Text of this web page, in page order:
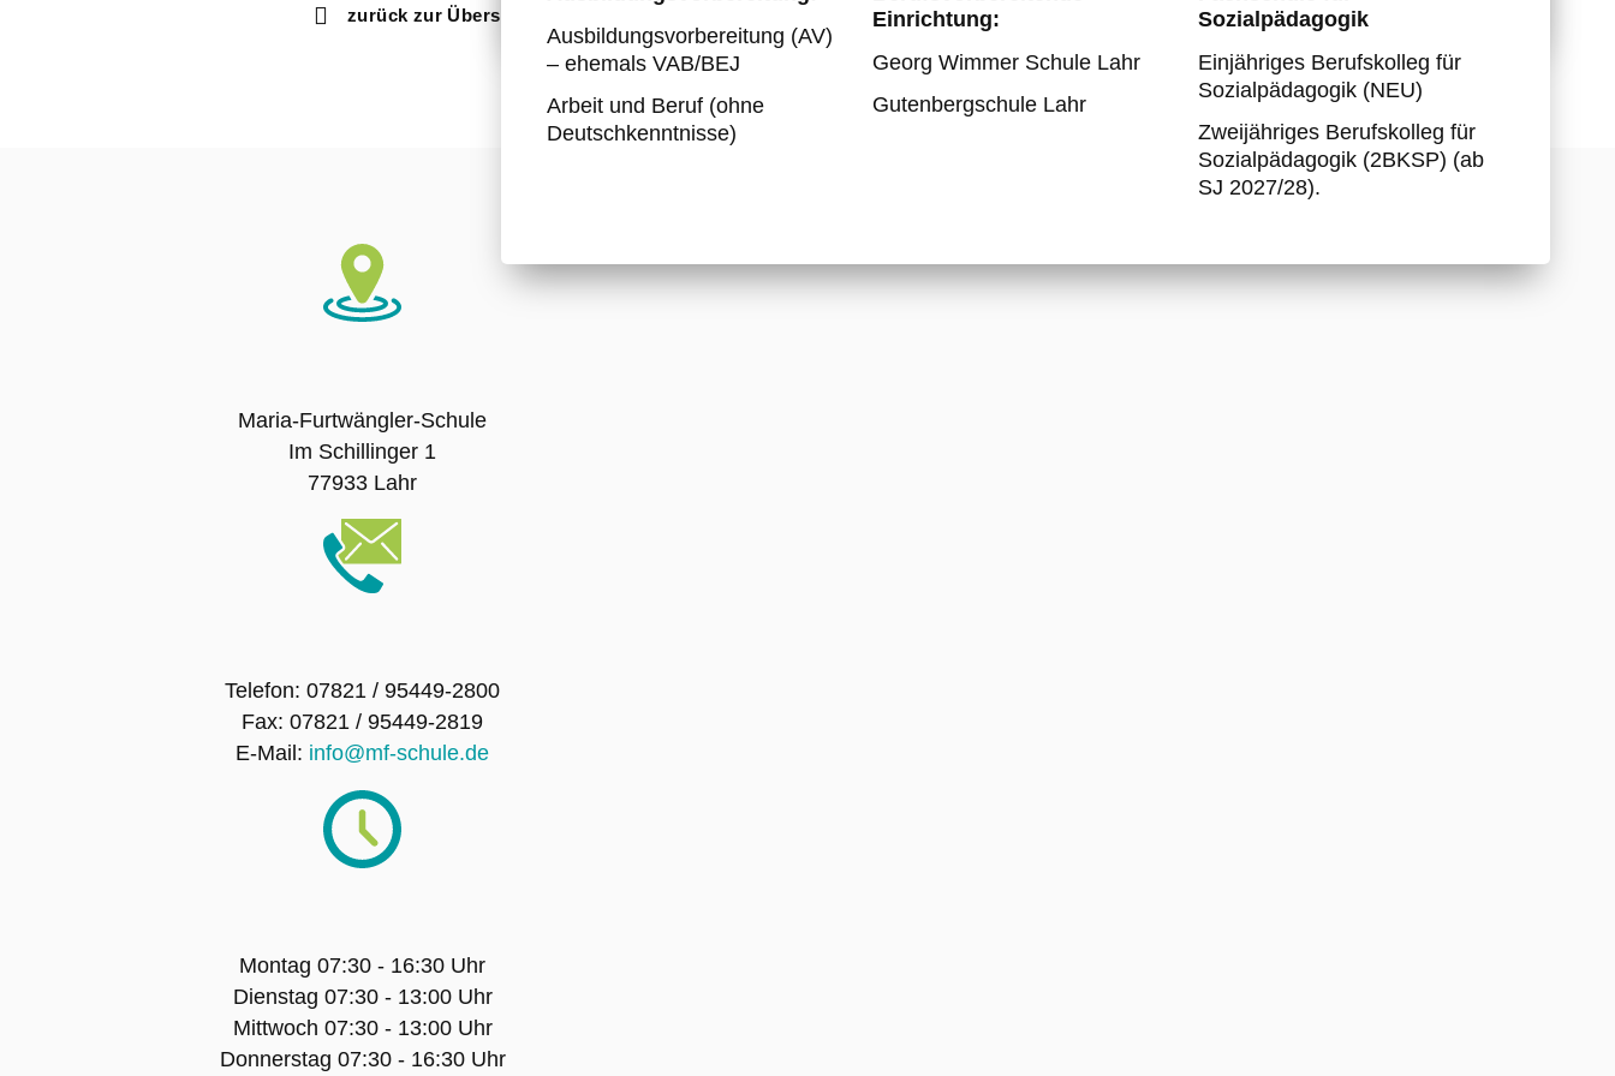
Berufs- und Studienwahl
Ausbildungsvorbereitung (AV)
– ehemals VAB/BEJ
Arbeit und Beruf (ohne
Deutschkenntnisse)
Einrichtung:
Georg Wimmer Schule Lahr
Gutenbergschule Lahr
Sozialpädagogik
Einjähriges Berufskolleg für
Sozialpädagogik (NEU)
Zweijähriges Berufskolleg für
Sozialpädagogik (2BKSP) (ab
SJ 2027/28).
zurück zur Übersicht
Maria-Furtwängler-Schule
Im Schillinger 1
77933 Lahr
Telefon: 07821 / 95449-2800
Fax: 07821 / 95449-2819
E-Mail: info@mf-schule.de
Montag 07:30 - 16:30 Uhr
Dienstag 07:30 - 13:00 Uhr
Mittwoch 07:30 - 13:00 Uhr
Donnerstag 07:30 - 16:30 Uhr